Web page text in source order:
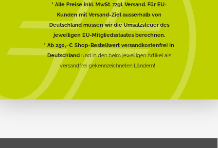
* Alle Preise inkl. MwSt. zzgl. Versand. Für EU-
Kunden mit Versand-Ziel ausserhalb von
Deutschland müssen wir die Umsatzsteuer des
jeweiligen EU-Mitgliedsstaates berechnen.
* Ab 250,-€ Shop-Bestellwert versandkostenfrei in
Deutschlandund in den beim jeweiligen Artikel als
versandfrei gekennzeichneten Ländern!